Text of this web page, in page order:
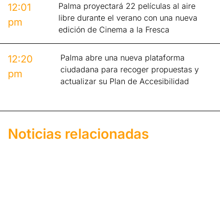
12:01
pm
Palma proyectará 22 películas al aire
libre durante el verano con una nueva
edición de Cinema a la Fresca
12:20
pm
Palma abre una nueva plataforma
ciudadana para recoger propuestas y
actualizar su Plan de Accesibilidad
Noticias relacionadas